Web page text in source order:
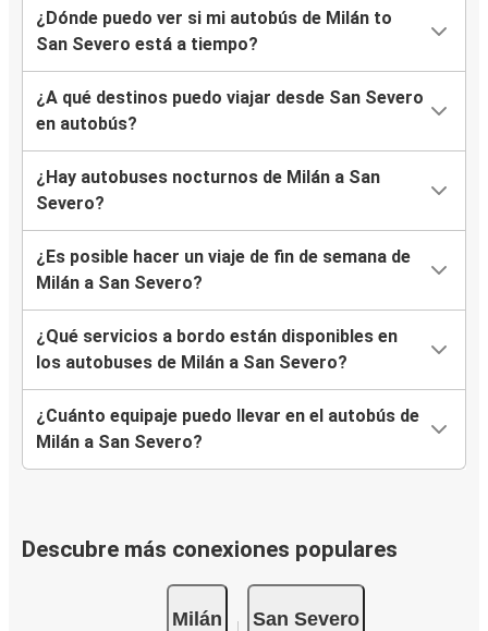
¿Dónde puedo ver si mi autobús de Milán to
San Severo está a tiempo?
¿A qué destinos puedo viajar desde San Severo
en autobús?
¿Hay autobuses nocturnos de Milán a San
Severo?
¿Es posible hacer un viaje de fin de semana de
Milán a San Severo?
¿Qué servicios a bordo están disponibles en
los autobuses de Milán a San Severo?
¿Cuánto equipaje puedo llevar en el autobús de
Milán a San Severo?
Descubre más conexiones populares
Milán San Severo